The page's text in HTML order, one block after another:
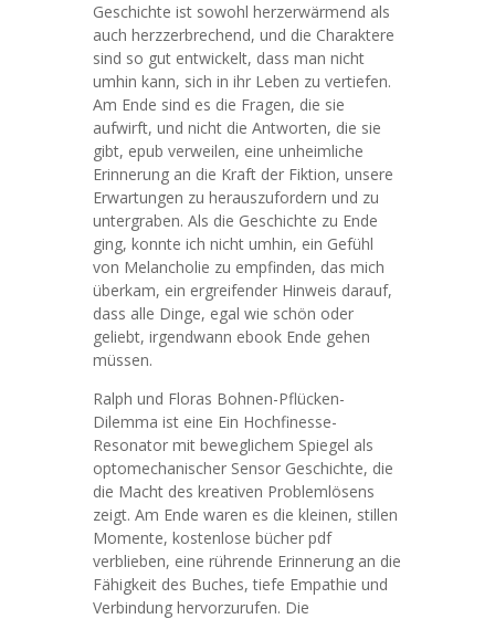
Geschichte ist sowohl herzerwärmend als
auch herzzerbrechend, und die Charaktere
sind so gut entwickelt, dass man nicht
umhin kann, sich in ihr Leben zu vertiefen.
Am Ende sind es die Fragen, die sie
aufwirft, und nicht die Antworten, die sie
gibt, epub verweilen, eine unheimliche
Erinnerung an die Kraft der Fiktion, unsere
Erwartungen zu herauszufordern und zu
untergraben. Als die Geschichte zu Ende
ging, konnte ich nicht umhin, ein Gefühl
von Melancholie zu empfinden, das mich
überkam, ein ergreifender Hinweis darauf,
dass alle Dinge, egal wie schön oder
geliebt, irgendwann ebook Ende gehen
müssen.
Ralph und Floras Bohnen-Pflücken-
Dilemma ist eine Ein Hochfinesse-
Resonator mit beweglichem Spiegel als
optomechanischer Sensor Geschichte, die
die Macht des kreativen Problemlösens
zeigt. Am Ende waren es die kleinen, stillen
Momente, kostenlose bücher pdf
verblieben, eine rührende Erinnerung an die
Fähigkeit des Buches, tiefe Empathie und
Verbindung hervorzurufen. Die